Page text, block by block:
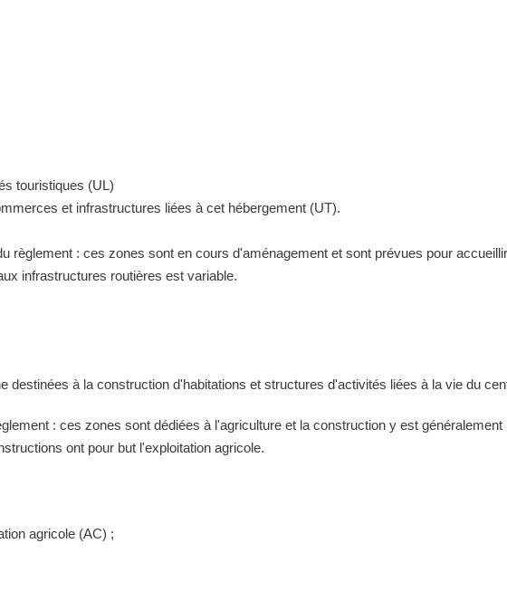
touristiques (UL)
et infrastructures liées à cet hébergement (UT).
règlement : ces zones sont en cours d'aménagement et sont prévues pour
infrastructures routières est variable.
destinées à la construction d'habitations et structures d'activités liées à la vie du
: ces zones sont dédiées à l'agriculture et la construction y est
ont pour but l'exploitation agricole.
agricole (AC) ;